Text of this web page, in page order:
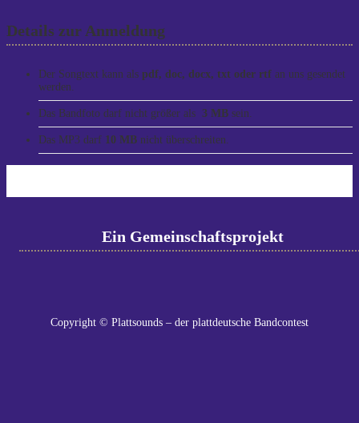
Details zur Anmeldung
Der Songtext kann als pdf, doc, docx, txt oder rtf an uns gesendet
werden.
Das Bandfoto darf nicht größer als 3 MB sein.
Das MP3 darf 10 MB nicht überschreiten.
Ein Gemeinschaftsprojekt
Copyright © Plattsounds – der plattdeutsche Bandcontest